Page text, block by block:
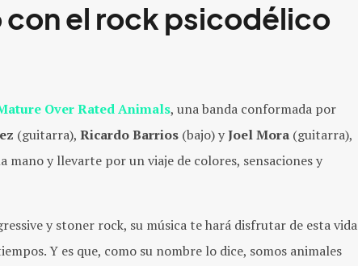
el rock psicodélico
Over Rated Animals, una banda conformada por
(guitarra), Ricardo Barrios (bajo) yJoel Mora (guitarra),
mano y llevarte por un viaje de colores, sensaciones y
y stoner rock, su música te hará disfrutar de esta vida
Y es que, como su nombre lo dice, somos animales